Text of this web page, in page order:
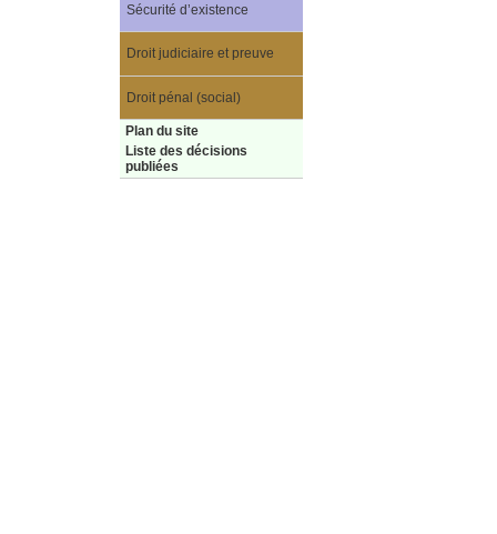
Sécurité d’existence
Droit judiciaire et preuve
Droit pénal (social)
Plan du site
Liste des décisions
publiées